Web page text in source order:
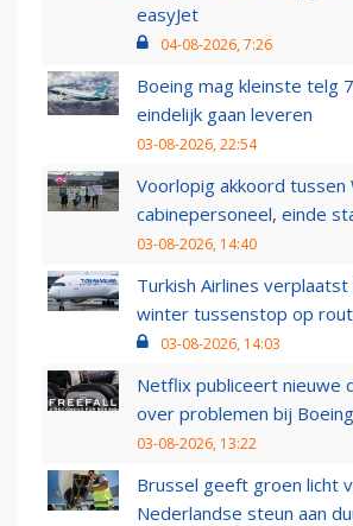
easyJet
04-08-2026, 7:26
Boeing mag kleinste telg
eindelijk gaan leveren
03-08-2026, 22:54
Voorlopig akkoord tussen
cabinepersoneel, einde
03-08-2026, 14:40
Turkish Airlines
winter tussenstop op
03-08-2026, 14:03
Netflix publiceert nieuwe
over problemen bij Boeing
03-08-2026, 13:22
Brussel geeft groen licht
Nederlandse steun aan